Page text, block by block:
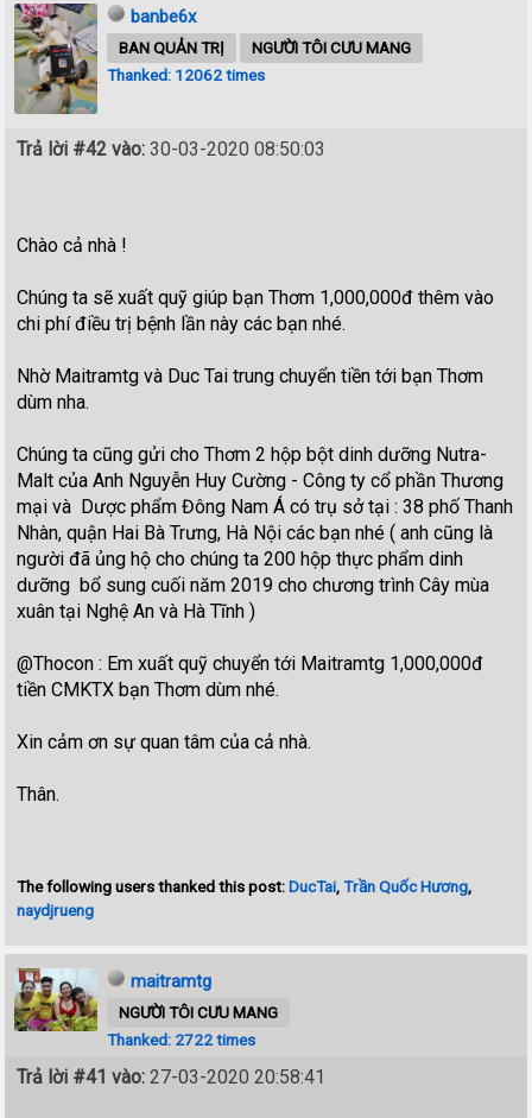
banbe6x
BAN QUẢN TRỊ
NGƯỜI TÔI CƯU MANG
Thanked: 12062 times
Trả lời #42 vào: 30-03-2020 08:50:03
Chào cả nhà !
Chúng ta sẽ xuất quỹ giúp bạn Thơm 1,000,000đ thêm vào
chi phí điều trị bệnh lần này các bạn nhé.
Nhờ Maitramtg và Duc Tai trung chuyển tiền tới bạn Thơm
dùm nha.
Chúng ta cũng gửi cho Thơm 2 hộp bột dinh dưỡng Nutra-
Malt của Anh Nguyễn Huy Cường - Công ty cổ phần Thương
mại và Dược phẩm Đông Nam Á có trụ sở tại : 38 phố Thanh
Nhàn, quận Hai Bà Trưng, Hà Nội các bạn nhé ( anh cũng là
người đã ủng hộ cho chúng ta 200 hộp thực phẩm dinh
dưỡng bổ sung cuối năm 2019 cho chương trình Cây mùa
xuân tại Nghệ An và Hà Tĩnh )
@Thocon : Em xuất quỹ chuyển tới Maitramtg 1,000,000đ
tiền CMKTX bạn Thơm dùm nhé.
Xin cảm ơn sự quan tâm của cả nhà.
Thân.
The following users thanked this post:DucTai,Trần Quốc Hương,
naydjrueng
maitramtg
NGƯỜI TÔI CƯU MANG
Thanked: 2722 times
Trả lời #41 vào: 27-03-2020 20:58:41